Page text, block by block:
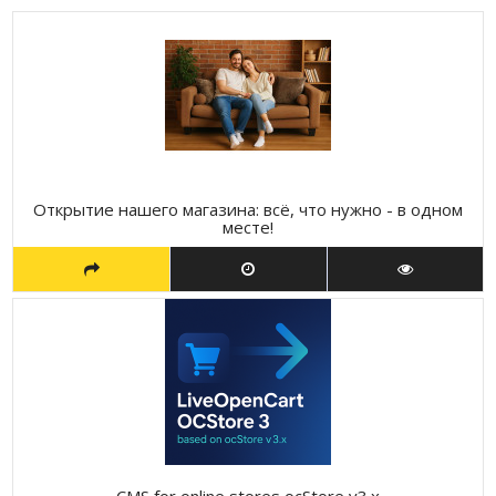
Открытие нашего магазина: всё, что нужно - в одном
месте!